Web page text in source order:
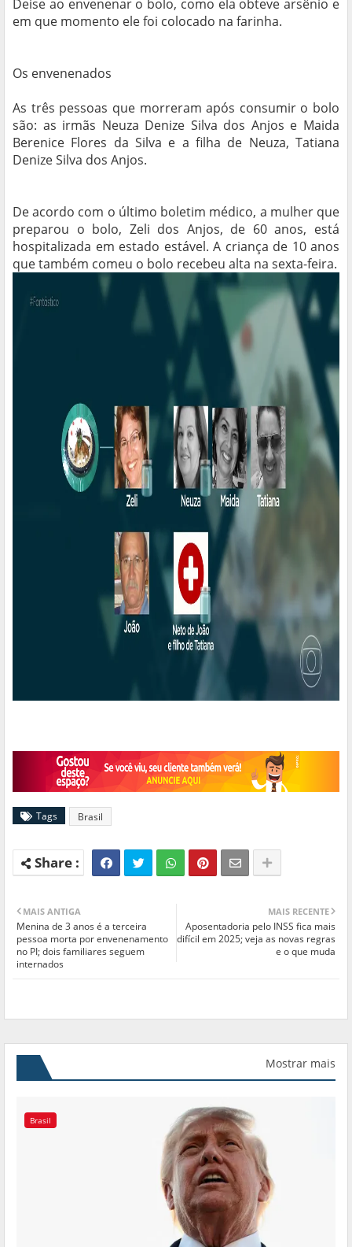
Deise ao envenenar o bolo, como ela obteve arsênio e
em que momento ele foi colocado na farinha.
Os envenenados
As três pessoas que morreram após consumir o bolo
são: as irmãs Neuza Denize Silva dos Anjos e Maida
Berenice Flores da Silva e a filha de Neuza, Tatiana
Denize Silva dos Anjos.
De acordo com o último boletim médico, a mulher que
preparou o bolo, Zeli dos Anjos, de 60 anos, está
hospitalizada em estado estável. A criança de 10 anos
que também comeu o bolo recebeu alta na sexta-feira.
Tags Brasil
MAIS RECENTE
Aposentadoria pelo INSS fica mais
difícil em 2025; veja as novas regras
e o que muda
MAIS ANTIGA
Menina de 3 anos é a terceira
pessoa morta por envenenamento
no PI; dois familiares seguem
internados
Mostrar mais
Brasil